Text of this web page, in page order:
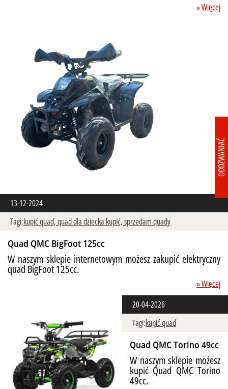
» Więcej
13-12-2024
Tagi:kupić quad,quad dla dziecka kupić,sprzedam quady
Quad QMC BigFoot 125cc
W naszym sklepie internetowym możesz zakupić elektryczny
quad BigFoot 125cc.
» Więcej
20-04-2026
Tagi:kupić quad
Quad QMC Torino 49cc
W naszym sklepie możesz
kupić Quad QMC Torino
49cc.
ODDZWANIAĆ